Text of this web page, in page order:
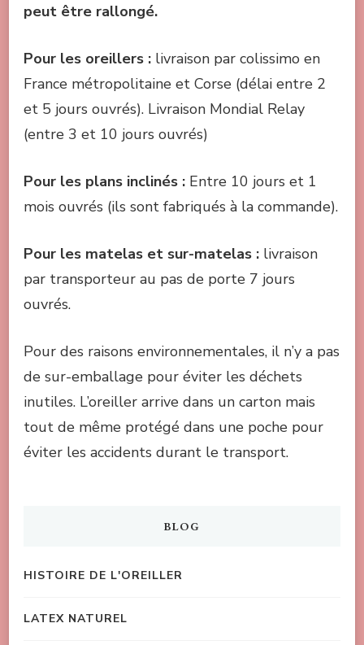
peut être rallongé.
Pour les oreillers : livraison par colissimo en
France métropolitaine et Corse (délai entre 2
et 5 jours ouvrés). Livraison Mondial Relay
(entre 3 et 10 jours ouvrés)
Pour les plans inclinés : Entre 10 jours et 1
mois ouvrés (ils sont fabriqués à la commande).
Pour les matelas et sur-matelas : livraison
par transporteur au pas de porte 7 jours
ouvrés.
Pour des raisons environnementales, il n’y a pas
de sur-emballage pour éviter les déchets
inutiles. L’oreiller arrive dans un carton mais
tout de même protégé dans une poche pour
éviter les accidents durant le transport.
BLOG
HISTOIRE DE L'OREILLER
LATEX NATUREL